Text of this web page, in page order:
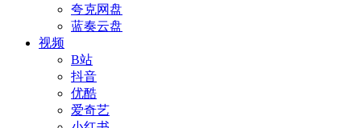
夸克网盘
蓝奏云盘
视频
B站
抖音
优酷
爱奇艺